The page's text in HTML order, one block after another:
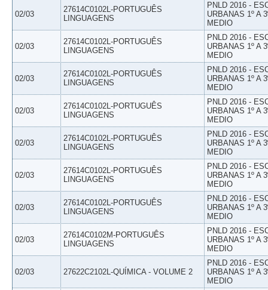
02/03
27614C0102L-PORTUGUÊS
LINGUAGENS
PNLD 2016 -
URBANAS 1º A
MEDIO
02/03
27614C0102L-PORTUGUÊS
LINGUAGENS
PNLD 2016 -
URBANAS 1º A
MEDIO
02/03
27614C0102L-PORTUGUÊS
LINGUAGENS
PNLD 2016 -
URBANAS 1º A
MEDIO
02/03
27614C0102L-PORTUGUÊS
LINGUAGENS
PNLD 2016 -
URBANAS 1º A
MEDIO
02/03
27614C0102L-PORTUGUÊS
LINGUAGENS
PNLD 2016 -
URBANAS 1º A
MEDIO
02/03
27614C0102L-PORTUGUÊS
LINGUAGENS
PNLD 2016 -
URBANAS 1º A
MEDIO
02/03
27614C0102L-PORTUGUÊS
LINGUAGENS
PNLD 2016 -
URBANAS 1º A
MEDIO
02/03
27614C0102M-PORTUGUÊS
LINGUAGENS
PNLD 2016 -
URBANAS 1º A
MEDIO
02/03 27622C2102L-QUÍMICA - VOLUME 2
PNLD 2016 -
URBANAS 1º A
MEDIO